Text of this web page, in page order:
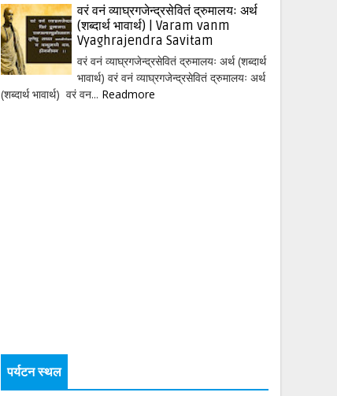
वरं वनं व्याघ्रगजेन्द्रसेवितं द्रुमालयः अर्थ
(शब्दार्थ भावार्थ) | Varam vanm
Vyaghrajendra Savitam
वरं वनं व्याघ्रगजेन्द्रसेवितं द्रुमालयः अर्थ (शब्दार्थ
भावार्थ) वरं वनं व्याघ्रगजेन्द्रसेवितं द्रुमालयः अर्थ
(शब्दार्थ भावार्थ) वरं वन... Readmore
पर्यटन स्थल